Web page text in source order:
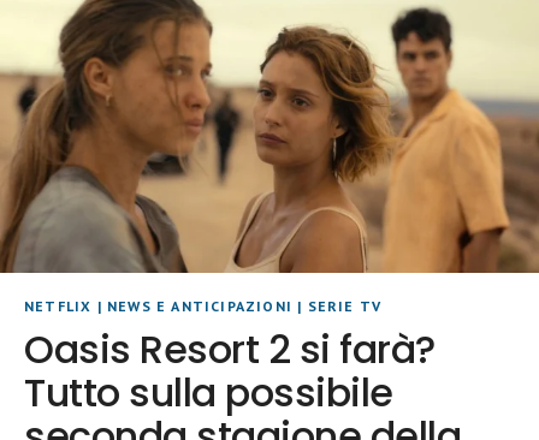
NETFLIX | NEWS E ANTICIPAZIONI | SERIE TV
Oasis Resort 2 si farà?
Tutto sulla possibile